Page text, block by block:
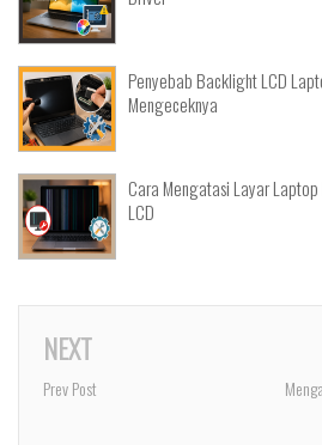
Penyebab Backlight LCD
Mengeceknya
Cara Mengatasi Layar
LCD
NEXT
Prev Post